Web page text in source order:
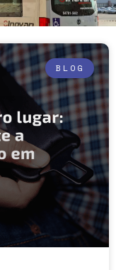
BLOG